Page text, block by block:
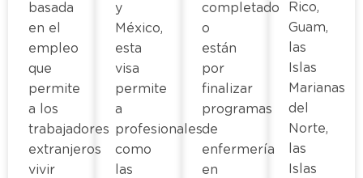
basada
en el
empleo
que
permite
a los
trabajadores
extranjeros
vivir
y
México,
esta
visa
permite
a
profesionales
como
las
completado
o
están
por
finalizar
programas
de
enfermería
en
Rico,
Guam,
las
Islas
Marianas
del
Norte,
las
Islas